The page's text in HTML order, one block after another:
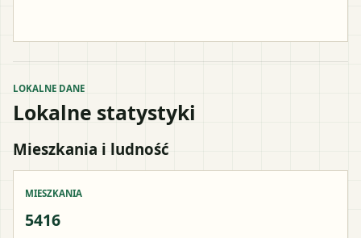
LOKALNE DANE
Lokalne statystyki
Mieszkania i ludność
MIESZKANIA
5416